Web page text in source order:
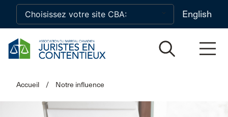
Skip to main content
English
Accueil / Notre influence